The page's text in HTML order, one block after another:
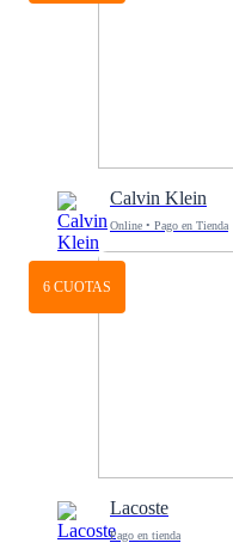
Calvin Klein
Online • Pago en Tienda
6 CUOTAS
Lacoste
Pago en tienda